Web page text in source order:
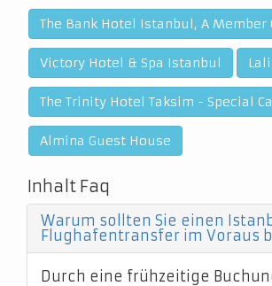
The Bank Hotel Istanbul, A Member
Victory Hotel & Spa Istanbul
The Trinity Hotel Taksim - Special
Almina Guest House
Inhalt Faq
Warum sollten Sie einen
Flughafentransfer im Voraus
Durch eine frühzeitige